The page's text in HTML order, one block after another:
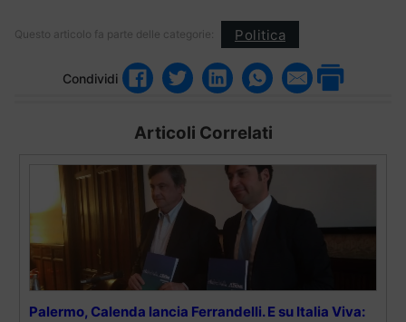
Questo articolo fa parte delle categorie: Politica
Condividi
Articoli Correlati
Palermo, Calenda lancia Ferrandelli. E su Italia Viva: